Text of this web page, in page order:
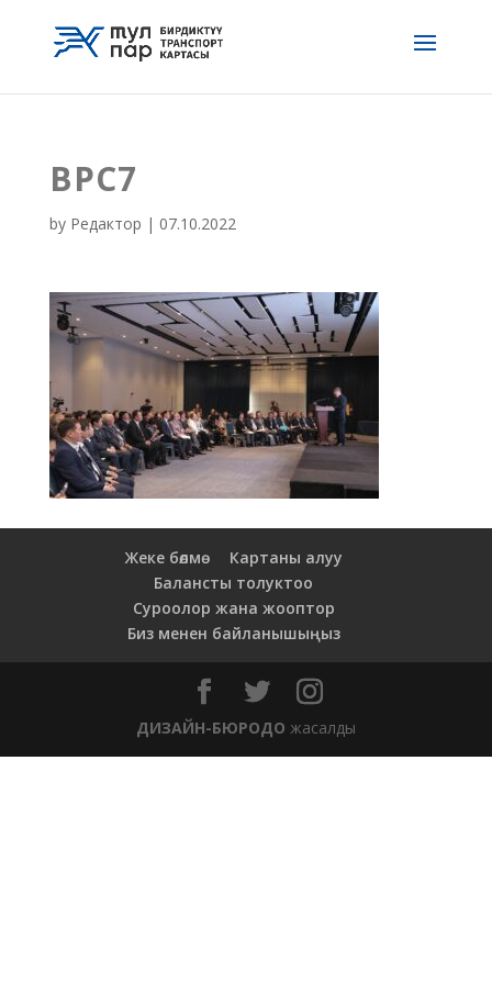
BPC7
by Редактор | 07.10.2022
Жеке бөлмө
Картаны алуу
Балансты толуктоо
Суроолор жана жооптор
Биз менен байланышыңыз
ДИЗАЙН-БЮРОДО жасалды